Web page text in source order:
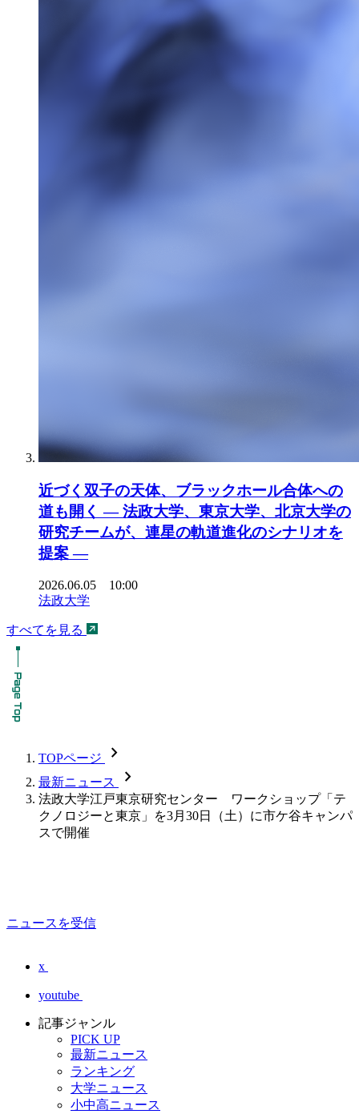
近づく双子の天体、ブラックホール合体への
道も開く ― 法政大学、東京大学、北京大学の
研究チームが、連星の軌道進化のシナリオを
提案 ―
2026.06.05 10:00
法政大学
すべてを見る
TOPページ chevron_forward
最新ニュース chevron_forward
法政大学江戸東京研究センター ワークショップ「テ
クノロジーと東京」を3月30日（土）に市ケ谷キャンパ
スで開催
ニュースを受信
x
youtube
記事ジャンル
PICK UP
最新ニュース
ランキング
大学ニュース
小中高ニュース